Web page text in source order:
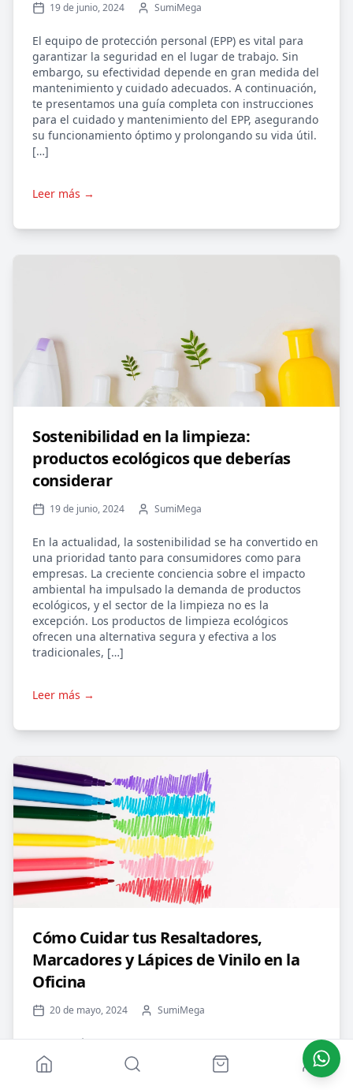
19 de junio, 2024 SumiMega
El equipo de protección personal (EPP) es vital para
garantizar la seguridad en el lugar de trabajo. Sin
embargo, su efectividad depende en gran medida del
mantenimiento y cuidado adecuados. A continuación,
te presentamos una guía completa con instrucciones
para el cuidado y mantenimiento del EPP, asegurando
su funcionamiento óptimo y prolongando su vida útil.
[…]
Leer más →
Sostenibilidad en la limpieza:
productos ecológicos que deberías
considerar
19 de junio, 2024 SumiMega
En la actualidad, la sostenibilidad se ha convertido en
una prioridad tanto para consumidores como para
empresas. La creciente conciencia sobre el impacto
ambiental ha impulsado la demanda de productos
ecológicos, y el sector de la limpieza no es la
excepción. Los productos de limpieza ecológicos
ofrecen una alternativa segura y efectiva a los
tradicionales, […]
Leer más →
Cómo Cuidar tus Resaltadores,
Marcadores y Lápices de Vinilo en la
Oficina
20 de mayo, 2024 SumiMega
En la dinámica cotidiana de la oficina, los
resaltadores, marcadores y lápices de vinilo son
herramientas indispensables para resaltar, marcar y